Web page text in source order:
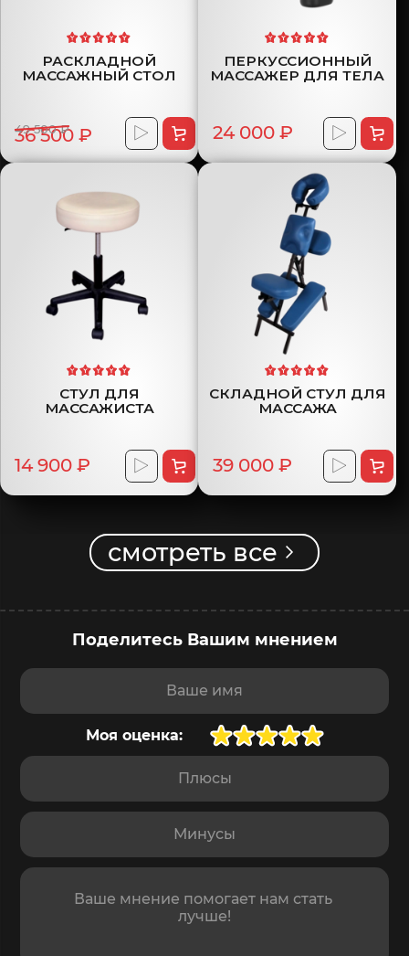
РАСКЛАДНОЙ
МАССАЖНЫЙ СТОЛ
49 500 ₽
36 500 ₽
ПЕРКУССИОННЫЙ
МАССАЖЕР ДЛЯ ТЕЛА
24 000 ₽
СТУЛ ДЛЯ
МАССАЖИСТА
14 900 ₽
СКЛАДНОЙ СТУЛ ДЛЯ
МАССАЖА
39 000 ₽
смотреть все
Поделитесь Вашим мнением
Моя оценка:
Ваше имя
Плюсы
Минусы
Отзыв